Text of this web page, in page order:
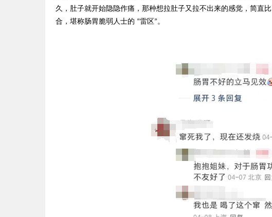
久，肚子就开始隐隐作痛，那种想拉肚子又拉不出来的感觉，简直比
合，堪称肠胃脆弱人士的 “雷区 ”。